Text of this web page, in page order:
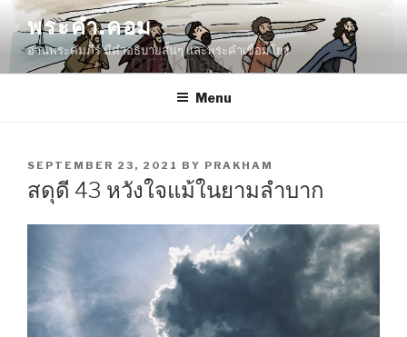
Skip
content
พระคำ.คอม
อ่านพระคัมภีร์ มีคำอธิบายสั้นๆ และพระคำเชื่อมโยง
Menu
POSTED
SEPTEMBER 23, 2021 BY PRAKHAM
สดุดี 43 หวังใจแม้ในยามลำบาก